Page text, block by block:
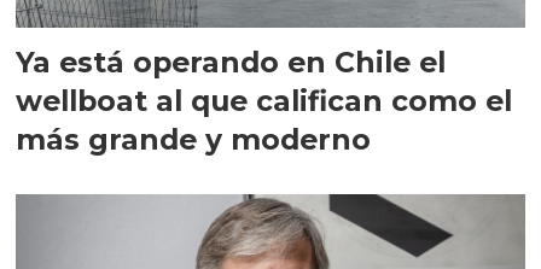
Ya está operando en Chile el
wellboat al que califican como el
más grande y moderno